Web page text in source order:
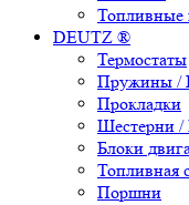
Топливные
DEUTZ ®
Термостаты
Пружины /
Прокладки
Шестерни
Блоки
Топливная
Поршни